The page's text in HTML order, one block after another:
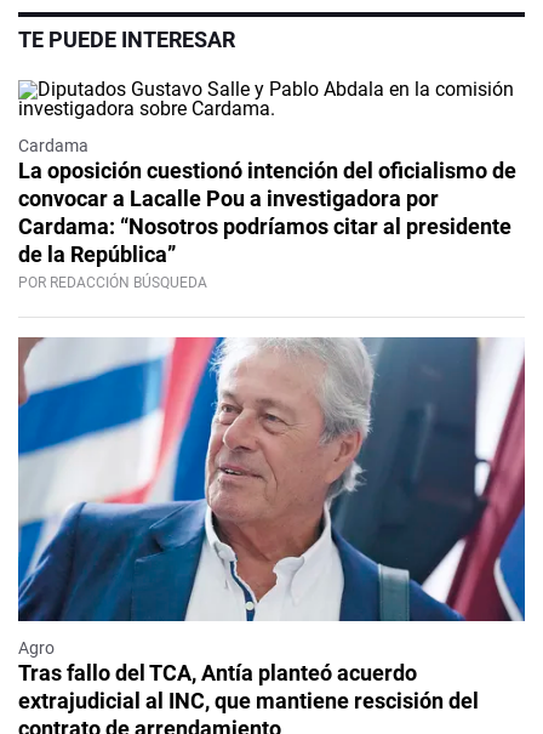
TE PUEDE INTERESAR
Cardama
La oposición cuestionó intención del oficialismo de
convocar a Lacalle Pou a investigadora por
Cardama: “Nosotros podríamos citar al presidente
de la República”
POR REDACCIÓN BÚSQUEDA
Agro
Tras fallo del TCA, Antía planteó acuerdo
extrajudicial al INC, que mantiene rescisión del